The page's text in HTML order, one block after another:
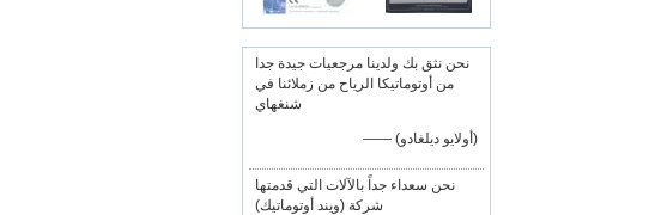
نحن نثق بك ولدينا مرجعيات جيدة جدا
من أوتوماتيكا الرياح من زملائنا في
شنغهاي
—— (أولايو ديلغادو)
نحن سعداء جداً بالآلات التي قدمتها
شركة (ويند أوتوماتيك)